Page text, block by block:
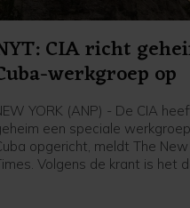
CIA richt
werkgroep op
YORK (ANP) - De CIA
een speciale
opgericht, meldt The New
Volgens de krant is het